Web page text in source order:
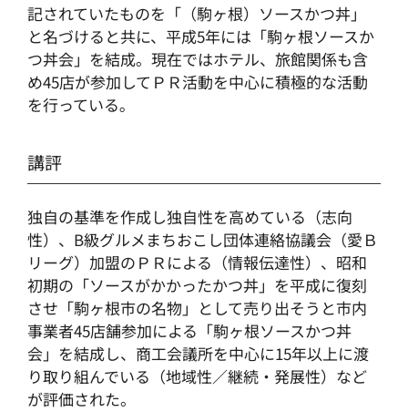
記されていたものを「（駒ヶ根）ソースかつ丼」
と名づけると共に、平成5年には「駒ヶ根ソースか
つ丼会」を結成。現在ではホテル、旅館関係も含
め45店が参加してＰＲ活動を中心に積極的な活動
を行っている｡
講評
独自の基準を作成し独自性を高めている（志向
性）、B級グルメまちおこし団体連絡協議会（愛Ｂ
リーグ）加盟のＰＲによる（情報伝達性）、昭和
初期の「ソースがかかったかつ丼」を平成に復刻
させ「駒ヶ根市の名物」として売り出そうと市内
事業者45店舗参加による「駒ヶ根ソースかつ丼
会」を結成し、商工会議所を中心に15年以上に渡
り取り組んでいる（地域性／継続・発展性）など
が評価された。